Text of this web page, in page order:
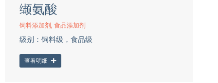
缬氨酸
饲料添加剂, 食品添加剂
级别：饲料级，食品级
查看明细